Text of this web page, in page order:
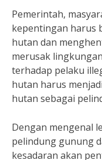
Pemerintah,
kepentingan harus
hutan dan
merusak
terhadap pelaku
hutan harus
hutan sebagai
Dengan mengenal
pelindung gunung
kesadaran akan